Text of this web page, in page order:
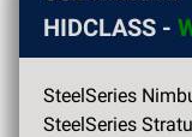
HIDCLASS -
SteelSeries
SteelSeries